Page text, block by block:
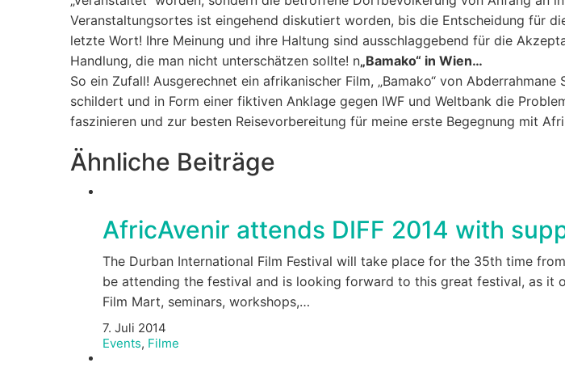
Veranstaltungsortes ist eingehend diskutiert worden, bis die Entscheidung für
letzte Wort! Ihre Meinung und ihre Haltung sind ausschlaggebend für die
Handlung, die man nicht unterschätzen sollte! n„Bamako“ in Wien…
So ein Zufall! Ausgerechnet ein afrikanischer Film, „Bamako“ von
schildert und in Form einer fiktiven Anklage gegen IWF und Weltbank die
faszinieren und zur besten Reisevorbereitung für meine erste Begegnung mit
Ähnliche Beiträge
AfricAvenir attends DIFF 2014 with
The Durban International Film Festival will take place for the 35th time
be attending the festival and is looking forward to this great festival, as
Film Mart, seminars, workshops,…
7. Juli 2014
Events, Filme